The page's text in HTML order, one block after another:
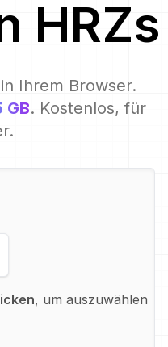
HRZs
in Ihrem Browser.
GB. Kostenlos, für
, um auszuwählen